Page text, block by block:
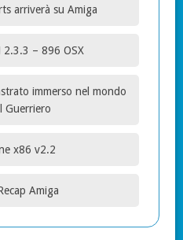
arriverà su Amiga
2.3.3 – 896 OSX
immerso nel mondo
Guerriero
x86 v2.2
Amiga